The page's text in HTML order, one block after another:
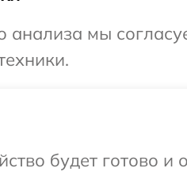
анализа мы
будет готово